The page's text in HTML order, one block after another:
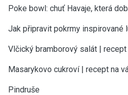
Poke bowl: chuť Havaje, která
Jak připravit pokrmy inspirované
Vlčický bramborový salát | recept
Masarykovo cukroví | recept na
Pindruše